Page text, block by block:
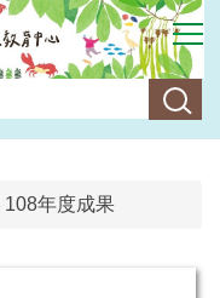
108年度成果